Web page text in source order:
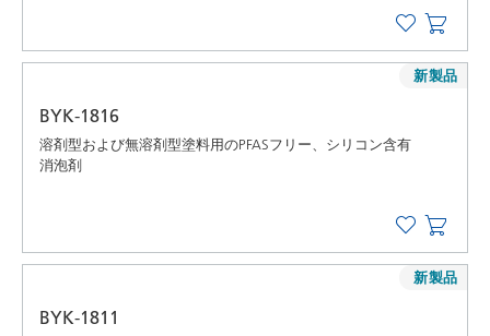
BYK-1816
溶剤型および無溶剤型塗料用のPFASフリー、シリコン含有
消泡剤
新製品
BYK-1811
新製品